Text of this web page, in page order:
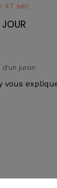
47 sec
d'un juron
vous